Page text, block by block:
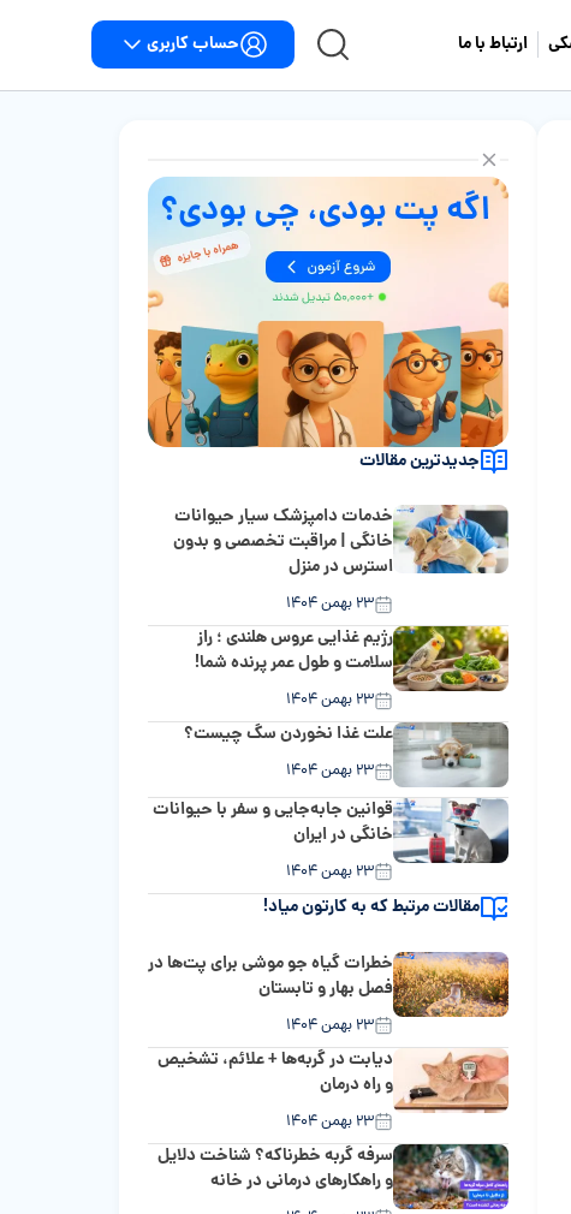
ارتباط با ما حساب کاربری
جدیدترین مقالات
خدمات دامپزشک سیار حیوانات
خانگی | مراقبت تخصصی و بدون
استرس در منزل
۲۳ بهمن ۱۴۰۴
رژیم غذایی عروس هلندی ؛ راز
سلامت و طول عمر پرنده شما!
۲۳ بهمن ۱۴۰۴
علت غذا نخوردن سگ چیست؟
۲۳ بهمن ۱۴۰۴
قوانین جابه‌جایی و سفر با حیوانات
خانگی در ایران
۲۳ بهمن ۱۴۰۴
مقالات مرتبط که به کارتون میاد!
خطرات گیاه جو موشی برای پت‌ها در
فصل بهار و تابستان
۲۳ بهمن ۱۴۰۴
دیابت در گربه‌ها + علائم، تشخیص
و راه درمان
۲۳ بهمن ۱۴۰۴
سرفه گربه خطرناکه؟ شناخت دلایل
و راهکارهای درمانی در خانه